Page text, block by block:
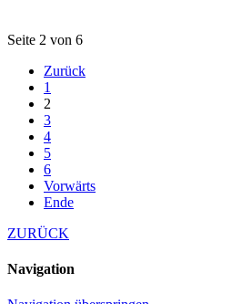
Seite 2 von 6
Zurück
1
2
3
4
5
6
Vorwärts
Ende
ZURÜCK
Navigation